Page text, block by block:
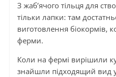
З жаб’ячого тільця для
тільки лапки: там
виготовлення біокормів,
ферми.
Коли на фермі вирішили
знайшли підходящий вид